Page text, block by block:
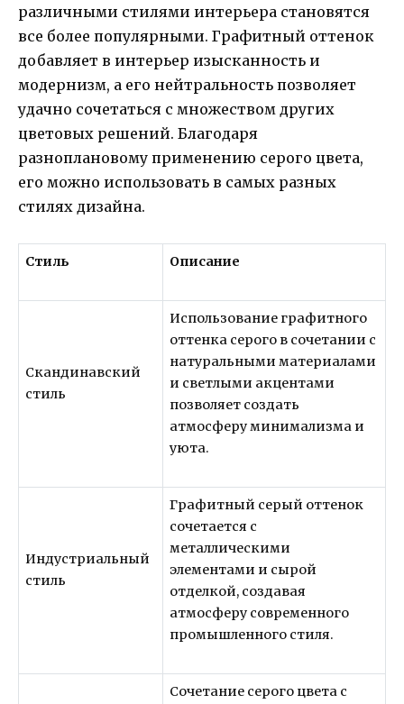
различными стилями интерьера становятся
все более популярными. Графитный оттенок
добавляет в интерьер изысканность и
модернизм, а его нейтральность позволяет
удачно сочетаться с множеством других
цветовых решений. Благодаря
разноплановому применению серого цвета,
его можно использовать в самых разных
стилях дизайна.
Стиль Описание
Скандинавский
стиль
Использование графитного
оттенка серого в сочетании с
натуральными материалами
и светлыми акцентами
позволяет создать
атмосферу минимализма и
уюта.
Индустриальный
стиль
Графитный серый оттенок
сочетается с
металлическими
элементами и сырой
отделкой, создавая
атмосферу современного
промышленного стиля.
Сочетание серого цвета с